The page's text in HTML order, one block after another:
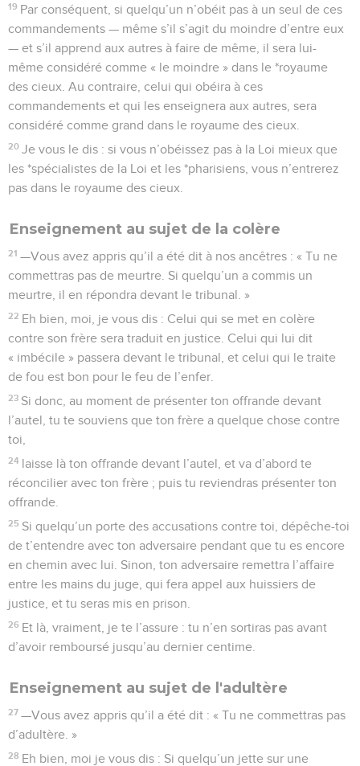
19 Par conséquent, si quelqu’un n’obéit pas à un seul de ces
commandements — même s’il s’agit du moindre d’entre eux
— et s’il apprend aux autres à faire de même, il sera lui-
même considéré comme « le moindre » dans le *royaume
des cieux. Au contraire, celui qui obéira à ces
commandements et qui les enseignera aux autres, sera
considéré comme grand dans le royaume des cieux.
20 Je vous le dis : si vous n’obéissez pas à la Loi mieux que
les *spécialistes de la Loi et les *pharisiens, vous n’entrerez
pas dans le royaume des cieux.
Enseignement au sujet de la colère
21 —Vous avez appris qu’il a été dit à nos ancêtres : « Tu ne
commettras pas de meurtre. Si quelqu’un a commis un
meurtre, il en répondra devant le tribunal. »
22 Eh bien, moi, je vous dis : Celui qui se met en colère
contre son frère sera traduit en justice. Celui qui lui dit
« imbécile » passera devant le tribunal, et celui qui le traite
de fou est bon pour le feu de l’enfer.
23 Si donc, au moment de présenter ton offrande devant
l’autel, tu te souviens que ton frère a quelque chose contre
toi,
24 laisse là ton offrande devant l’autel, et va d’abord te
réconcilier avec ton frère ; puis tu reviendras présenter ton
offrande.
25 Si quelqu’un porte des accusations contre toi, dépêche-toi
de t’entendre avec ton adversaire pendant que tu es encore
en chemin avec lui. Sinon, ton adversaire remettra l’affaire
entre les mains du juge, qui fera appel aux huissiers de
justice, et tu seras mis en prison.
26 Et là, vraiment, je te l’assure : tu n’en sortiras pas avant
d’avoir remboursé jusqu’au dernier centime.
Enseignement au sujet de l'adultère
27 —Vous avez appris qu’il a été dit : « Tu ne commettras pas
d’adultère. »
28 Eh bien, moi je vous dis : Si quelqu’un jette sur une